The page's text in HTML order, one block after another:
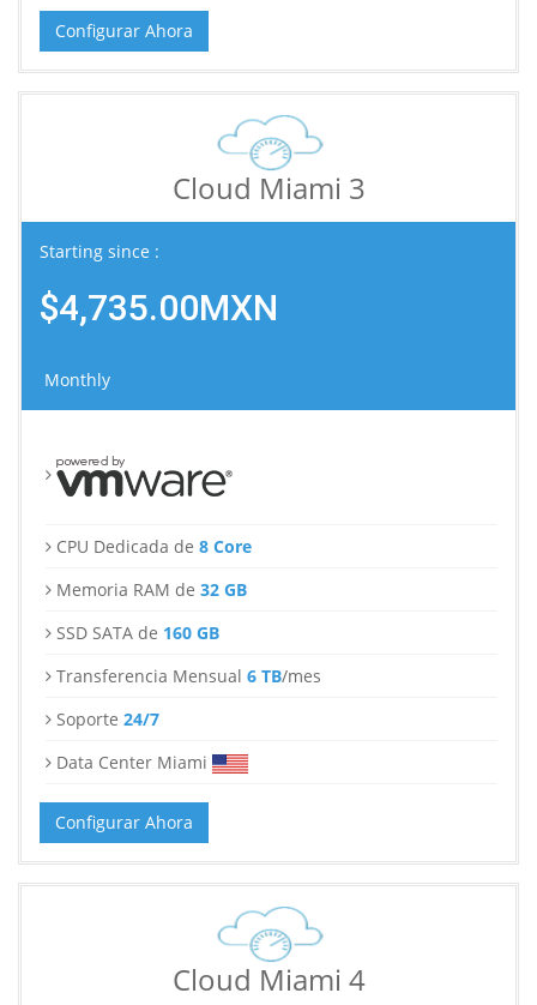
Configurar Ahora
Cloud Miami 3
Starting since :
$4,735.00MXN
Monthly
CPU Dedicada de 8 Core
Memoria RAM de 32 GB
SSD SATA de 160 GB
Transferencia Mensual 6 TB/mes
Soporte 24/7
Data Center Miami
Configurar Ahora
Cloud Miami 4